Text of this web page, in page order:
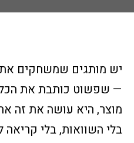
יש מותגים שמשחקים
— שפשוט כותבת את
מוצר, היא עושה את זה
בלי השוואות, בלי